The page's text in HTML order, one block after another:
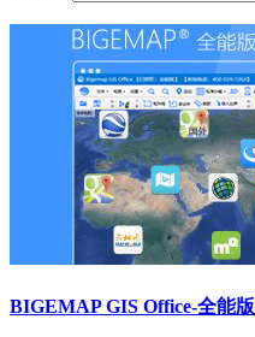
BIGEMAP GIS Office-全能版